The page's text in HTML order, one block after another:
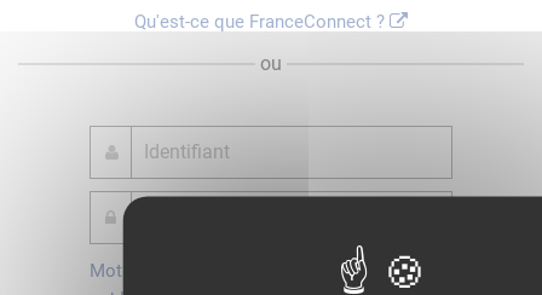
Qu'est-ce que FranceConnect ?
ou
Mot de passe
Je crée mon